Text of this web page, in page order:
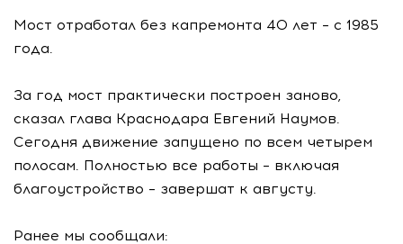
Мост отработал без капремонта 40 лет – с 1985
года.
За год мост практически построен заново,
сказал глава Краснодара Евгений Наумов.
Сегодня движение запущено по всем четырем
полосам. Полностью все работы – включая
благоустройство – завершат к августу.
Ранее мы сообщали: